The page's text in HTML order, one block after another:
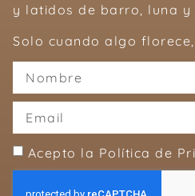
y latidos de barro, luna y
Solo cuando algo
Acepto la Política de